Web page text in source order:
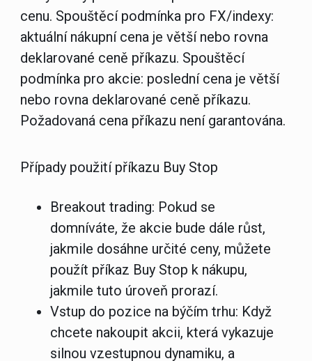
cenu. Spouštěcí podmínka pro FX/indexy:
aktuální nákupní cena je větší nebo rovna
deklarované ceně příkazu. Spouštěcí
podmínka pro akcie: poslední cena je větší
nebo rovna deklarované ceně příkazu.
Požadovaná cena příkazu není garantována.
Případy použití příkazu Buy Stop
Breakout trading: Pokud se
domníváte, že akcie bude dále růst,
jakmile dosáhne určité ceny, můžete
použít příkaz Buy Stop k nákupu,
jakmile tuto úroveň prorazí.
Vstup do pozice na býčím trhu: Když
chcete nakoupit akcii, která vykazuje
silnou vzestupnou dynamiku, a